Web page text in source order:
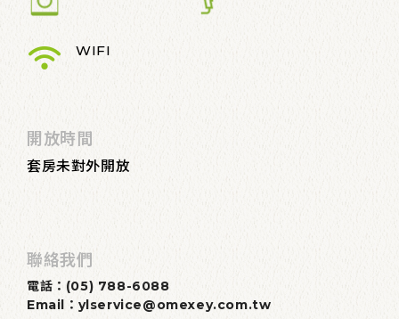
WIFI
開放時間
套房未對外開放
聯絡我們
電話：(05) 788-6088
Email：ylservice@omexey.com.tw